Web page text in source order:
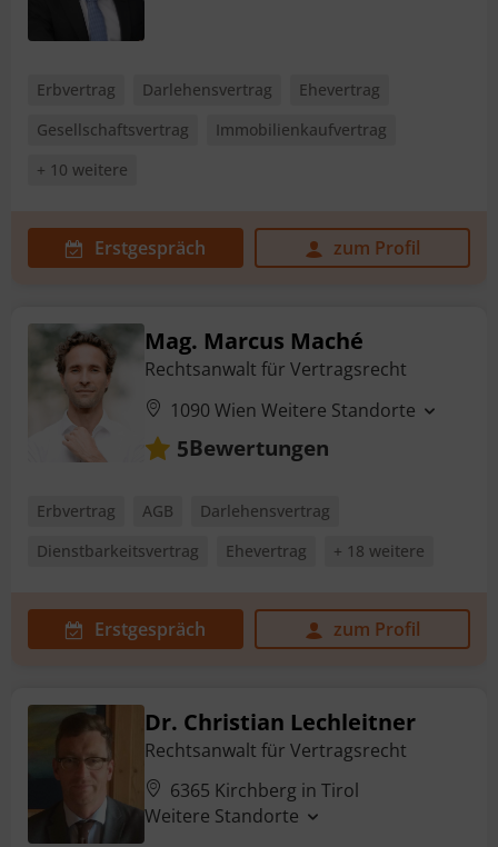
Erbvertrag Darlehensvertrag
Ehevertrag
Gesellschaftsvertrag
Immobilienkaufvertrag
+ 10 weitere
Erstgespräch zum Profil
Mag. Marcus Maché
Rechtsanwalt für Vertragsrecht
1090 Wien Weitere Standorte
5Bewertungen
Erbvertrag AGB
Darlehensvertrag
Dienstbarkeitsvertrag
Ehevertrag + 18 weitere
Erstgespräch zum Profil
Dr. Christian Lechleitner
Rechtsanwalt für Vertragsrecht
6365 Kirchberg in Tirol
Weitere Standorte